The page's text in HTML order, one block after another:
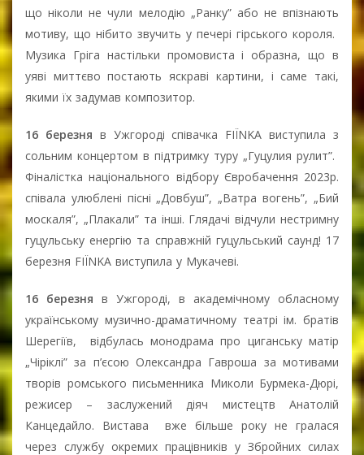
що ніколи не чули мелодію „Ранку” або не впізнають
мотиву, що нібито звучить у печері гірського короля.
Музика Гріга настільки промовиста і образна, що в
уяві миттєво постають яскраві картини, і саме такі,
якими їх задумав композитор.
16 березня в Ужгороді співачка FIЇNKA виступила з
сольним концертом в підтримку туру „Гуцулия рулит”.
Фіналістка національного відбору Євробачення 2023р.
співала улюблені пісні „Довбуш”, „Ватра вогень”, „Бий
москаля”, „Плакали” та інші. Глядачі відчули нестримну
гуцульську енергію та справжній гуцульський саунд! 17
березня FIЇNKA виступила у Мукачеві.
16 березня в Ужгороді, в академічному обласному
українському музично-драматичному театрі ім. братів
Шерегіїв, відбулась монодрама про циганську матір
„Чіріклі” за п’єсою Олександра Гавроша за мотивами
творів ромського письменника Миколи Бурмека-Дюрі,
режисер – заслужений діяч мистецтв Анатолій
Канцедайло. Вистава вже більше року не гралася
через службу окремих працівників у Збройних силах